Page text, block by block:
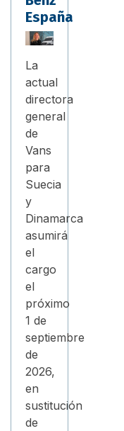
España
La
actual
directora
general
de
Vans
para
Suecia
y
Dinamarca
asumirá
el
cargo
el
próximo
1 de
septiembre
de
2026,
en
sustitución
de